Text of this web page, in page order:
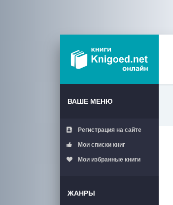
ВАШЕ МЕНЮ
Регистрация на сайте
Мои списки книг
Мои избранные книги
ЖАНРЫ